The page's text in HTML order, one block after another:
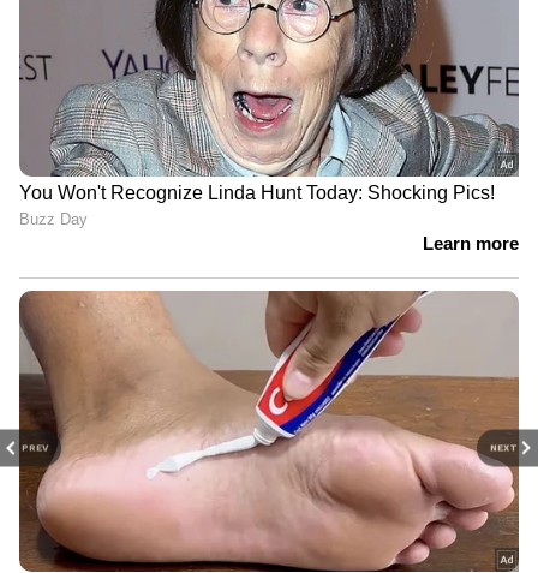
PREV NEXT